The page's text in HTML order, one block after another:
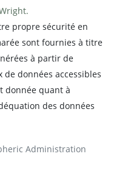
propre sécurité en
sont fournies à titre
à partir de
données accessibles
donnée quant à
des données
Administration